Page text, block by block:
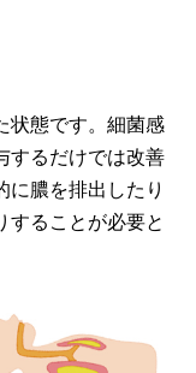
状態です。細菌感
するだけでは改善
に膿を排出したり
することが必要と